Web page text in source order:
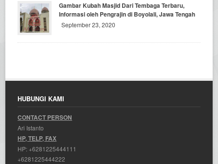
Gambar Kubah Masjid Dari Tembaga Terbaru,
Informasi oleh Pengrajin di Boyolali, Jawa Tengah
September 23, 2020
HUBUNGI KAMI
CONTACT PERSON
Ari Istanto
HP, TELP, FAX
HP: +6281225444111
+6281225444222